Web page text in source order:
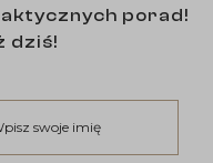
porad!
dziś!
swoje imię